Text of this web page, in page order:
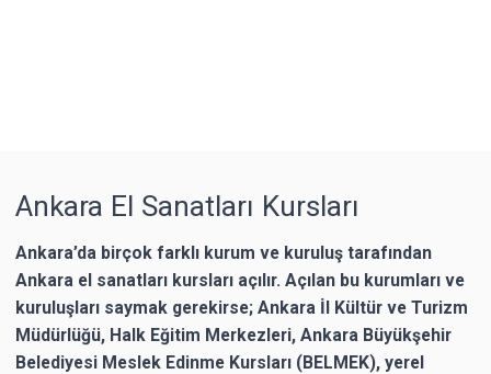
Ankara El Sanatları Kursları
Ankara’da birçok farklı kurum ve kuruluş tarafından
Ankara el sanatları kursları açılır. Açılan bu kurumları ve
kuruluşları saymak gerekirse; Ankara İl Kültür ve Turizm
Müdürlüğü, Halk Eğitim Merkezleri, Ankara Büyükşehir
Belediyesi Meslek Edinme Kursları (BELMEK), yerel